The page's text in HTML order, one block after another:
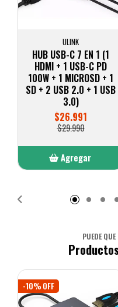
ULINK
HUB USB-C 7 EN 1 (1
HDMI + 1 USB-C PD
100W + 1 MICROSD + 1
SD + 2 USB 2.0 + 1 USB
3.0)
$26.991
$29.990
Agregar
PUEDE
-10% OFF